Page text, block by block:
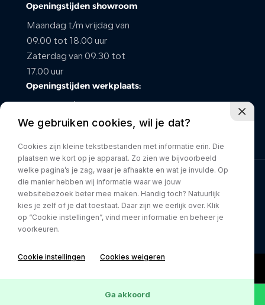
Openingstijden showroom
Maandag t/m vrijdag van
09.00 tot 18.00 uur
Zaterdag van 09.30 tot
17.00 uur
Openingstijden werkplaats:
08.00 tot 17.00 uur
Privacy policy
We gebruiken cookies, wil je dat?
Cookies zijn kleine tekstbestanden met informatie erin. Die
plaatsen we kort op je apparaat. Zo zien we bijvoorbeeld
welke pagina’s je zag, waar je afhaakte en wat je invulde. Op
die manier hebben wij informatie waar we jouw
websitebezoek beter mee maken. Handig toch? Natuurlijk
kies je zelf of je dat toestaat. Daar zijn we eerlijk over. Klik
op “Cookie instellingen”, vind meer informatie en beheer je
voorkeuren.
Cookie instellingen Cookies weigeren
Ga akkoord